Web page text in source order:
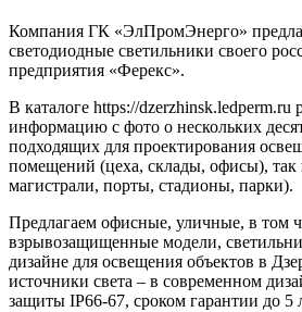
Компания ГК «ЭлПромЭнерго»
светодиодные светильники своего
предприятия «Ферекс».
В каталоге https://dzerzhinsk.ledperm.ru
информацию с фото о нескольких
подходящих для проектирования
помещений (цеха, склады, офисы),
магистрали, порты, стадионы, парки).
Предлагаем офисные, уличные, в том
взрывозащищенные модели,
дизайне для освещения объектов в
источники света – в современном
защиты IP66-67, сроком гарантии до 5